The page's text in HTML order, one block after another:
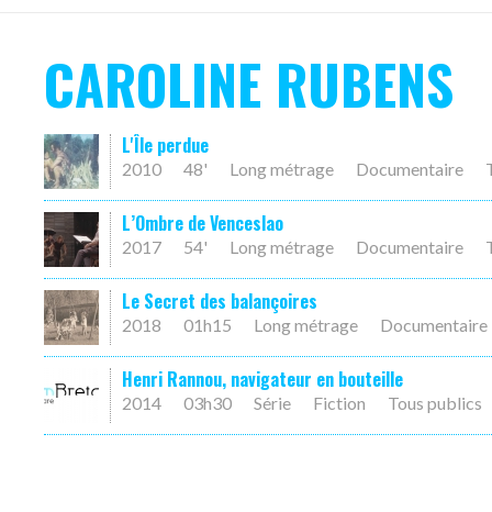
CAROLINE RUBENS
L'Île perdue
2010 48' Long métrage Documentaire
L’Ombre de Venceslao
2017 54' Long métrage Documentaire
Le Secret des balançoires
2018 01h15 Long métrage Documentaire
Henri Rannou, navigateur en bouteille
2014 03h30 Série Fiction Tous publics